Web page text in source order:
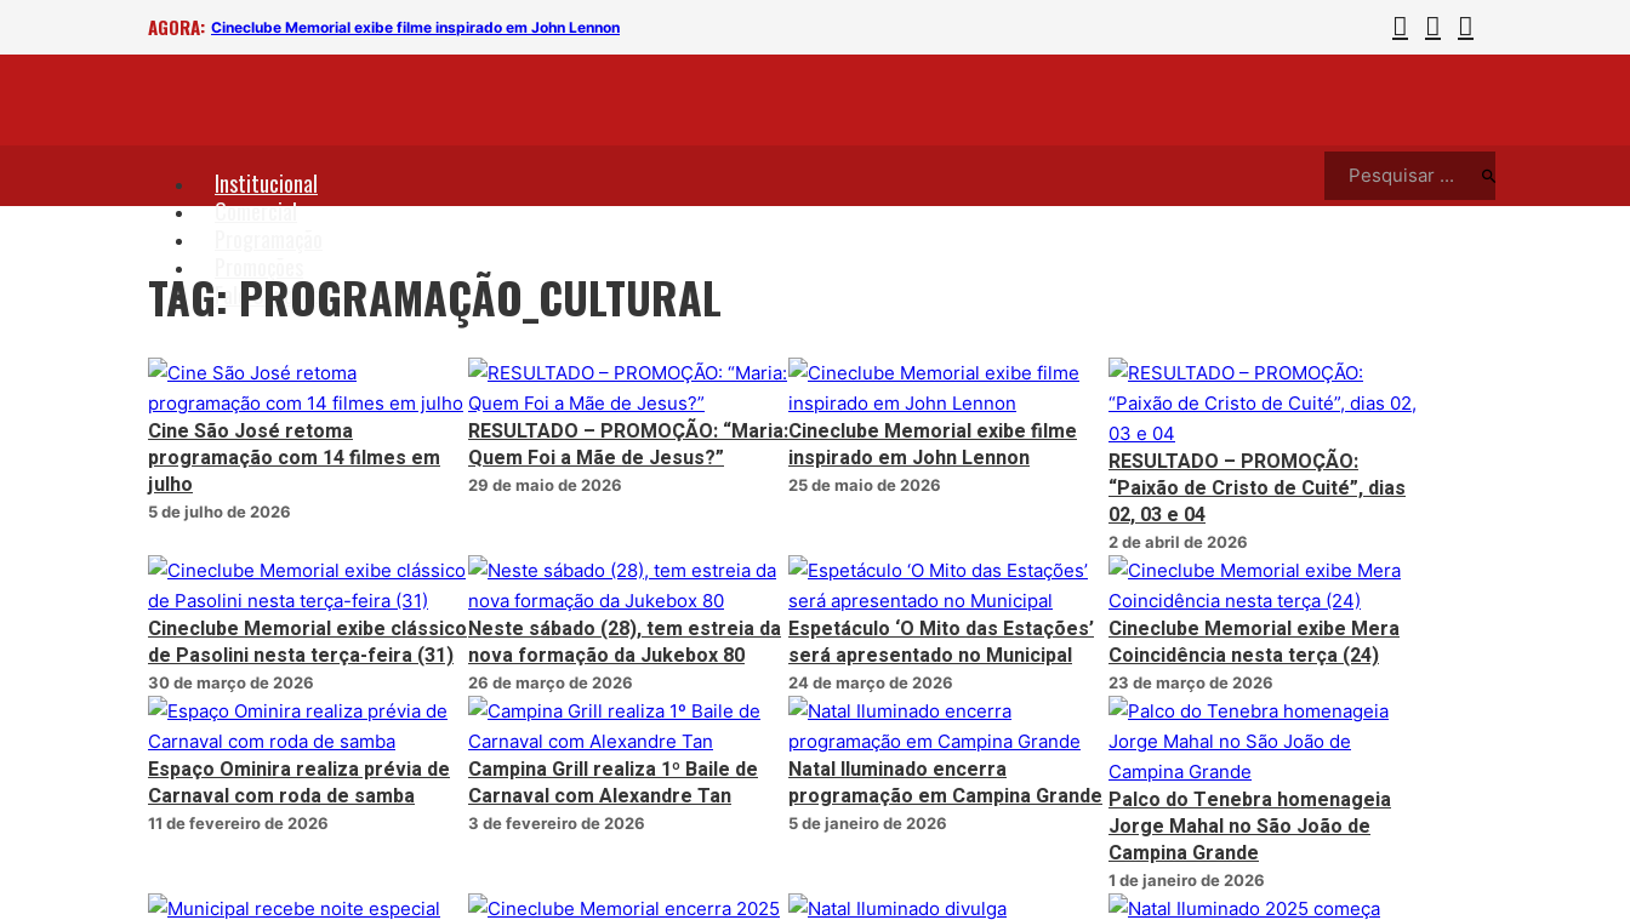
AGORA: Cineclube Memorial exibe filme inspirado em John Lennon
Institucional
Comercial
Fale Conosco
Pesquisar ...
TAG: PROGRAMAÇÃO_CULTURAL
Cine São José retoma
programação com 14 filmes em
julho
5 de julho de 2026
RESULTADO – PROMOÇÃO: “Maria:
Quem Foi a Mãe de Jesus?”
29 de maio de 2026
Cineclube Memorial exibe filme
inspirado em John Lennon
25 de maio de 2026
RESULTADO – PROMOÇÃO:
“Paixão de Cristo de Cuité”, dias
02, 03 e 04
2 de abril de 2026
Cineclube Memorial exibe clássico
de Pasolini nesta terça-feira (31)
30 de março de 2026
Neste sábado (28), tem estreia da
nova formação da Jukebox 80
26 de março de 2026
Espetáculo ‘O Mito das Estações’
será apresentado no Municipal
24 de março de 2026
Cineclube Memorial exibe Mera
Coincidência nesta terça (24)
23 de março de 2026
Espaço Ominira realiza prévia de
Carnaval com roda de samba
11 de fevereiro de 2026
Campina Grill realiza 1º Baile de
Carnaval com Alexandre Tan
3 de fevereiro de 2026
Natal Iluminado encerra
programação em Campina Grande
5 de janeiro de 2026
Palco do Tenebra homenageia
Jorge Mahal no São João de
Campina Grande
1 de janeiro de 2026